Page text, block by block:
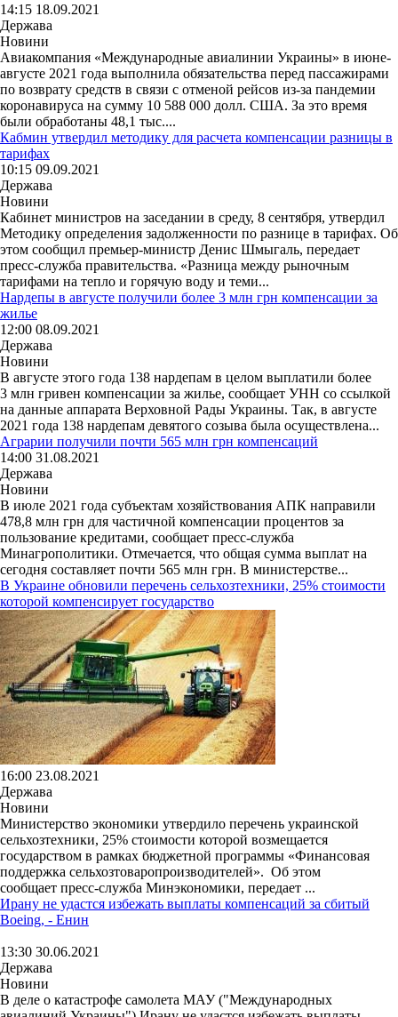
14:15 18.09.2021
Держава
Новини
Авиакомпания «Международные авиалинии Украины» в июне-
августе 2021 года выполнила обязательства перед пассажирами
по возврату средств в связи с отменой рейсов из-за пандемии
коронавируса на сумму 10 588 000 долл. США. За это время
были обработаны 48,1 тыс....
Кабмин утвердил методику для расчета компенсации разницы в
тарифах
10:15 09.09.2021
Держава
Новини
Кабинет министров на заседании в среду, 8 сентября, утвердил
Методику определения задолженности по разнице в тарифах. Об
этом сообщил премьер-министр Денис Шмыгаль, передает
пресс-служба правительства. «Разница между рыночным
тарифами на тепло и горячую воду и теми...
Нардепы в августе получили более 3 млн грн компенсации за
жилье
12:00 08.09.2021
Держава
Новини
В августе этого года 138 нардепам в целом выплатили более
3 млн гривен компенсации за жилье, сообщает УНН со ссылкой
на данные аппарата Верховной Рады Украины. Так, в августе
2021 года 138 нардепам девятого созыва была осуществлена...
Аграрии получили почти 565 млн грн компенсаций
14:00 31.08.2021
Держава
Новини
В июле 2021 года субъектам хозяйствования АПК направили
478,8 млн грн для частичной компенсации процентов за
пользование кредитами, сообщает пресс-служба
Минагрополитики. Отмечается, что общая сумма выплат на
сегодня составляет почти 565 млн грн. В министерстве...
В Украине обновили перечень сельхозтехники, 25% стоимости
которой компенсирует государство
16:00 23.08.2021
Держава
Новини
Министерство экономики утвердило перечень украинской
сельхозтехники, 25% стоимости которой возмещается
государством в рамках бюджетной программы «Финансовая
поддержка сельхозтоваропроизводителей». Об этом
сообщает пресс-служба Минэкономики, передает ...
Ирану не удастся избежать выплаты компенсаций за сбитый
Boeing, - Енин
13:30 30.06.2021
Держава
Новини
В деле о катастрофе самолета МАУ ("Международных